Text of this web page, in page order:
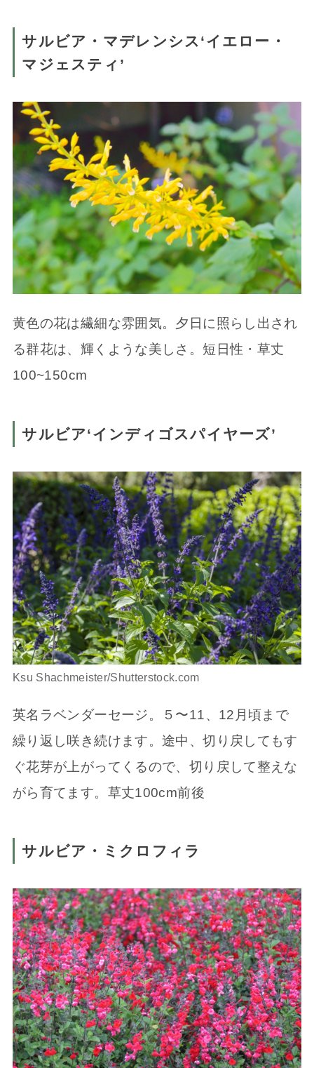
サルビア・マデレンシス‘イエロー・
マジェスティ’
黄色の花は繊細な雰囲気。夕日に照らし出され
る群花は、輝くような美しさ。短日性・草丈
100~150cm
サルビア‘インディゴスパイヤーズ’
Ksu Shachmeister/Shutterstock.com
英名ラベンダーセージ。５〜11、12月頃まで
繰り返し咲き続けます。途中、切り戻してもす
ぐ花芽が上がってくるので、切り戻して整えな
がら育てます。草丈100cm前後
サルビア・ミクロフィラ